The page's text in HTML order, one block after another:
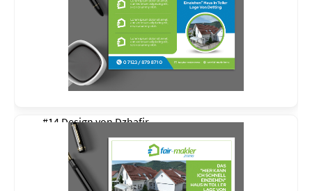
#14 Design vonDzhafir